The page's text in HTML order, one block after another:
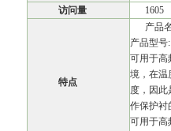
访问量
1605
特点
产品
产品型号
可用于高
境，在温
度，因此
作保护衬
可用于高